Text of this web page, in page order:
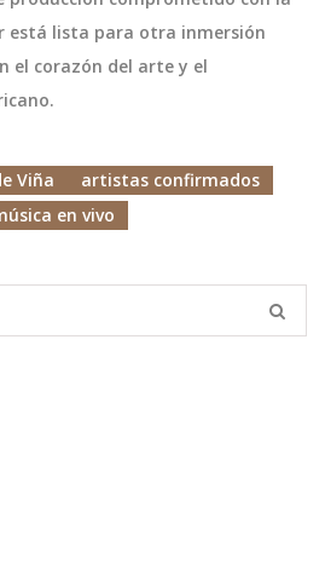
está lista para otra inmersión
el corazón del arte y el
Viña
artistas confirmados
en vivo